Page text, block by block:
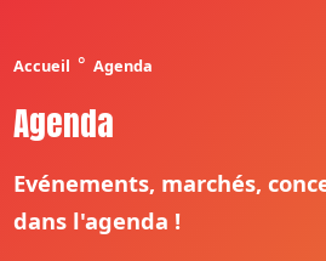
Accueil ° Agenda
Agenda
Evénements, marchés,
dans l'agenda !